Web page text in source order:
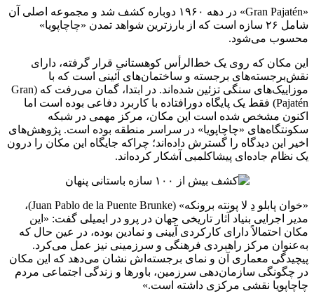
«Gran Pajatén» در دهه ۱۹۶۰ دوباره کشف شد و مجموعه‌ اصلی آن
شامل ۲۶ سازه است که از بارزترین شواهد تمدن «چاچاپویا»
محسوب می‌شود.
این مکان که روی یک خط‌الرأس کوهستانی قرار گرفته، دارای
نقش‌برجسته‌های برجسته و ساختمان‌های آئینی‌ است که با
موزاییک‌های سنگی تزئین شده‌اند. در ابتدا، گمان می‌رفت که (Gran
Pajatén) فقط یک پایگاه دورافتاده با کاربرد دفاعی بوده است اما
اکنون مشخص شده است این مکان، مرکز مهمی در شبکه‌
سکونتگاه‌های «چاچاپویا» در سراسر منطقه بوده است. پژوهش‌های
اخیر این دیدگاه را گسترش داده‌اند؛ چراکه جایگاه این مکان را درون
یک نظام جاده‌ای پیشاکلمبی آشکار کرده‌اند.
«خوان پابلو دِ لا پونته برونکه» (Juan Pablo de la Puente Brunke)،
مدیر اجرایی بنیاد آثار تاریخی جهان در پرو در ایمیلی گفت: «این
مکان احتمالاً دارای کارکردی آیینی و نمادین بوده، در عین حال که
به‌عنوان مرکز راهبردی فرهنگی و سرزمینی نیز عمل می‌کرد.
پیچیدگی معماری آن و نمای برجسته‌اش نشان می‌دهد که این مکان
در چگونگی سازمان‌دهی سرزمین، باورها و زندگی اجتماعی مردم
چاچاپویا نقشی مرکزی داشته است.»